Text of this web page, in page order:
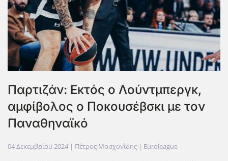
Παρτιζάν: Εκτός ο Λούντμπεργκ,
αμφίβολος ο Ποκουσέβσκι με τον
Παναθηναϊκό
04 Δεκεμβρίου 2024 | Πέτρος Μοσχονίδης | Euroleague